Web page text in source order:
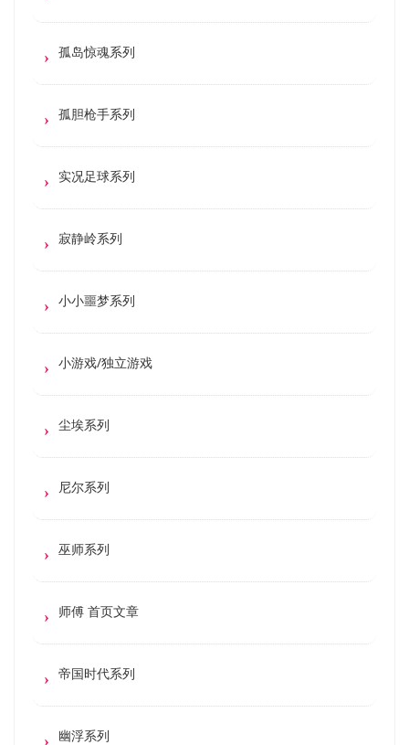
孤岛惊魂系列
孤胆枪手系列
实况足球系列
寂静岭系列
小小噩梦系列
小游戏/独立游戏
尘埃系列
尼尔系列
巫师系列
师傅 首页文章
帝国时代系列
幽浮系列